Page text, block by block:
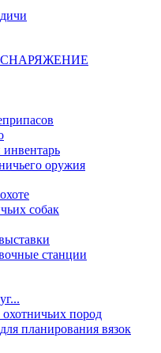
оружия
собак
станции
пород
планирования вязок